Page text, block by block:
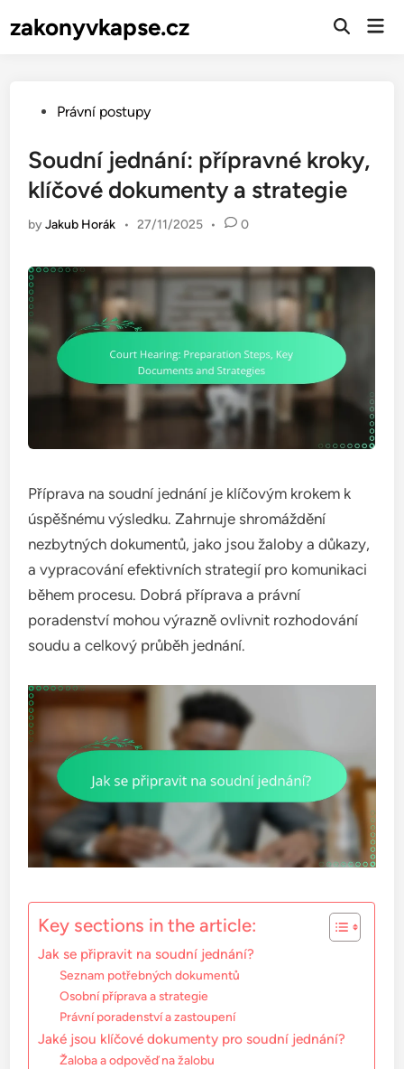
tozakonyvkapse.cz
Open
PostedPrávní postupy
Soudní jednání: přípravné kroky,
klíčové dokumenty a strategie
byJakub Horák • 27/11/2025 • 0
Příprava na soudní jednání je klíčovým krokem k
úspěšnému výsledku. Zahrnuje shromáždění
nezbytných dokumentů, jako jsou žaloby a důkazy,
a vypracování efektivních strategií pro komunikaci
během procesu. Dobrá příprava a právní
poradenství mohou výrazně ovlivnit rozhodování
soudu a celkový průběh jednání.
Key sections in the article:
Jak se připravit na soudní jednání?
Seznam potřebných dokumentů
Osobní příprava a strategie
Právní poradenství a zastoupení
Jaké jsou klíčové dokumenty pro soudní jednání?
Žaloba a odpověď na žalobu